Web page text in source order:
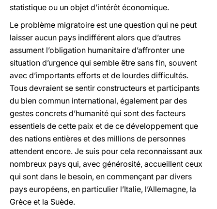
statistique ou un objet d’intérêt économique.
Le problème migratoire est une question qui ne peut
laisser aucun pays indifférent alors que d’autres
assument l’obligation humanitaire d’affronter une
situation d’urgence qui semble être sans fin, souvent
avec d’importants efforts et de lourdes difficultés.
Tous devraient se sentir constructeurs et participants
du bien commun international, également par des
gestes concrets d’humanité qui sont des facteurs
essentiels de cette paix et de ce développement que
des nations entières et des millions de personnes
attendent encore. Je suis pour cela reconnaissant aux
nombreux pays qui, avec générosité, accueillent ceux
qui sont dans le besoin, en commençant par divers
pays européens, en particulier l’Italie, l’Allemagne, la
Grèce et la Suède.